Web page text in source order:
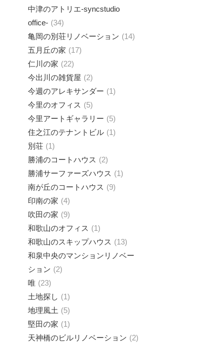
中津のアトリエ-syncstudio
office- 34
亀岡の別荘リノベーション
14
五月丘の家
17
仁川の家
22
今出川の雑貨屋
2
今週のアレキサンダー
1
今里のオフィス
5
今里アートギャラリー
5
住之江のテナントビル
1
別荘
1
勝浦のコートハウス
2
勝浦サーファーズハウス
1
南が丘のコートハウス
9
印南の家
4
吹田の家
9
和歌山のオフィス
1
和歌山のスキップハウス
13
和泉中央のマンションリノベー
ション
2
唯
23
土地探し
1
地理風土
5
堅田の家
1
天神橋のビルリノベーション
2